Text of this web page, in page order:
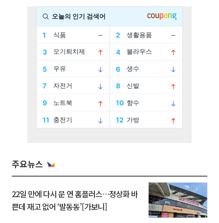
주요뉴스
22일 만에 다시 문 연 홈플러스…정상화 바
쁜데 재고 없어 ‘발동동’[가보니]